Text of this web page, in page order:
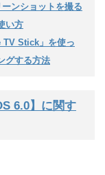
ンショットを撮る
い方
TV Stick」を使っ
グする方法
6.0】に関す